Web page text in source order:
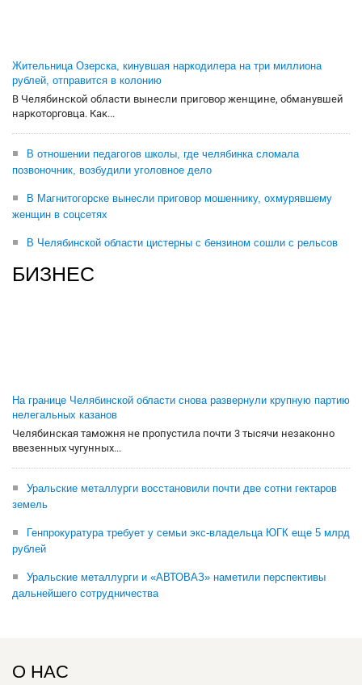
Жительница Озерска, кинувшая наркодилера на три миллиона
рублей, отправится в колонию
В Челябинской области вынесли приговор женщине, обманувшей
наркоторговца. Как...
В отношении педагогов школы, где челябинка сломала
позвоночник, возбудили уголовное дело
В Магнитогорске вынесли приговор мошеннику, охмурявшему
женщин в соцсетях
В Челябинской области цистерны с бензином сошли с рельсов
БИЗНЕС
На границе Челябинской области снова развернули крупную партию
нелегальных казанов
Челябинская таможня не пропустила почти 3 тысячи незаконно
ввезенных чугунных...
Уральские металлурги восстановили почти две сотни гектаров
земель
Генпрокуратура требует у семьи экс-владельца ЮГК еще 5 млрд
рублей
Уральские металлурги и «АВТОВАЗ» наметили перспективы
дальнейшего сотрудничества
О НАС